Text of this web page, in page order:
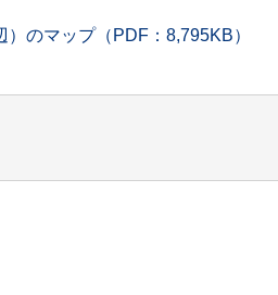
のマップ（PDF：8,795KB）